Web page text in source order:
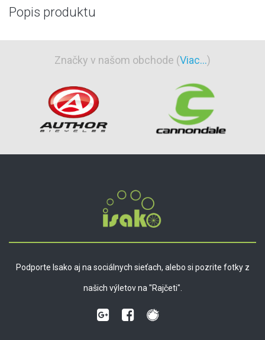
Popis produktu
Značky v našom obchode (Viac...)
Podporte Isako aj na sociálnych sieťach, alebo si pozrite fotky z
našich výletov na "Rajčeti".